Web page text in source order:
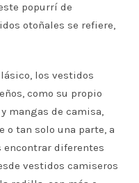
popurrí de
otoñales se refiere,
los vestidos
como su propio
mangas de camisa,
o tan solo una parte, a
encontrar diferentes
vestidos camiseros